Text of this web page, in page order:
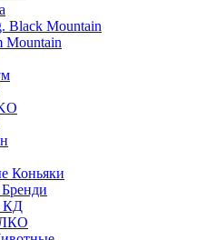
Black Mountain
Mountain
Коньяки
КД